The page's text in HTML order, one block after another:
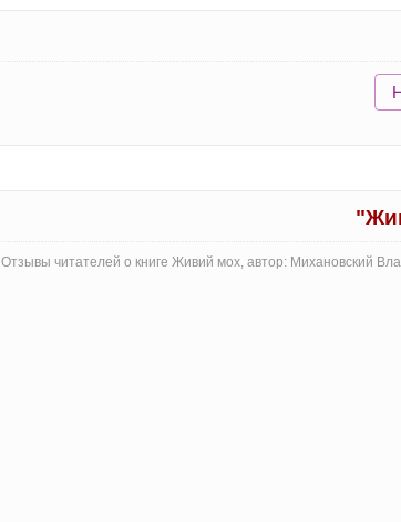
Отзывы читателей о книге Живий мох, автор: Михановский